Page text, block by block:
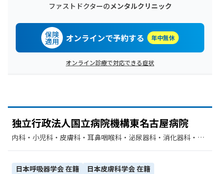
ファストドクターのメンタルクリニック
保険
適用 オンラインで予約する 年中無休
オンライン診療で対応できる症状
独立行政法人国立病院機構東名古屋病院
内科・​小児科・​皮膚科・​耳鼻咽喉科・​泌尿器科・​消化器科・​呼
神経外科・​整形外科・​放射線科・​麻酔科・​リハビリテーショ
日本呼吸器学会在籍 日本皮膚科学会在籍